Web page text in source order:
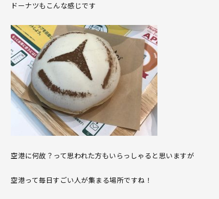
ドーナツもこんな感じです
空港に何故？って思われた方もいらっしゃると思いますが
空港って毎日すごい人が集まる場所ですね！